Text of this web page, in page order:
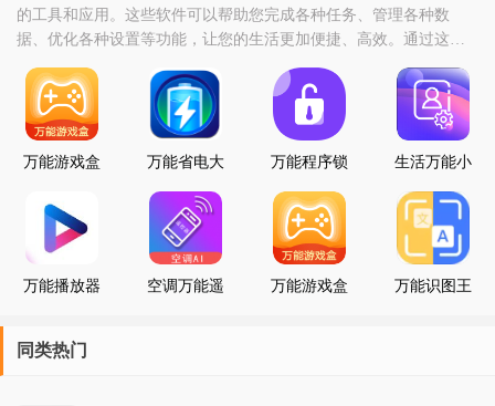
的工具和应用。这些软件可以帮助您完成各种任务、管理各种数
据、优化各种设置等功能，让您的生活更加便捷、高效。通过这些
万能软件，您可以轻松地找到并解决自己的各种问题，并通过各种
工具、插件等功能来提高自己的工作效率和便利性。同时，这些万
能软件还提供了多种社交、交流等功能，让您能够更加便捷地与他
人进行沟通和合作。然而，我们也要提醒大家注意万能软件的
万能游戏盒
万能省电大
万能程序锁
生活万能小
万能播放器
空调万能遥
万能游戏盒
万能识图王
同类热门